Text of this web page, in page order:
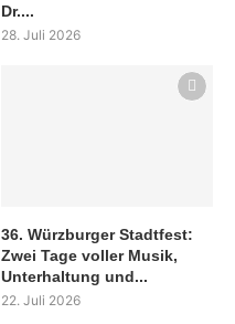
Dr....
28. Juli 2026
36. Würzburger Stadtfest:
Zwei Tage voller Musik,
Unterhaltung und...
22. Juli 2026